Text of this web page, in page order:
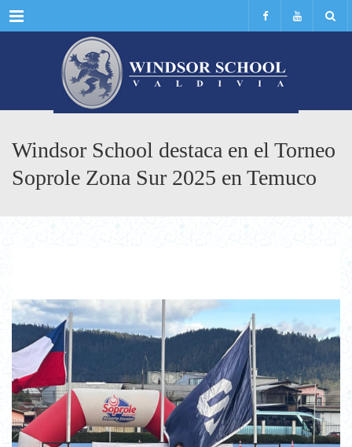
Menu
Windsor School destaca en el Torneo
Soprole Zona Sur 2025 en Temuco